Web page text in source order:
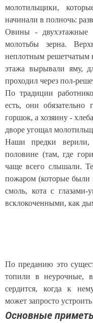
молотильщики,
начинали в полночь:
Овины - двухэтажные
молотьбы зерна.
неплотным решетчатым
этажа вырывали яму,
проходил через пол-
По традиции
есть, они
горшок, а хозяину -
дворе угощал
Наши предки
половине (там, где
чаще всего слышали.
пожаром (которые были
смоль, кота с глазами-
всклокоченными, как
По преданию это
топили в неурочные,
сердится, когда к
может запросто
Основные